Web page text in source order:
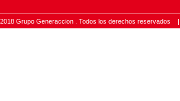
2018 Grupo Generaccion . Todos los derechos reservados |